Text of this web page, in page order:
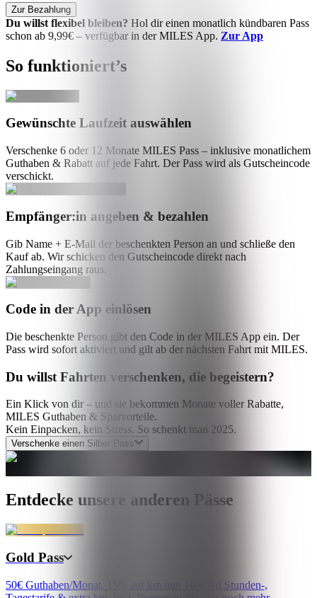
Zur Bezahlung
Du willst flexibel bleiben? Hol dir einen monatlich kündbaren Pass
schon ab 9,99€ – verfügbar in der MILES App. Zur App
So funktioniert’s
Gewünschte Laufzeit auswählen
Verschenke 6 oder 12 Monate MILES Pass – inklusive monatlichem
Guthaben & Rabatt auf jede Fahrt. Der Pass wird als Gutscheincode
verschickt.
Empfänger:in angeben & bezahlen
Gib Name + E-Mail der beschenkten Person an und schließe den
Kauf ab. Wir schicken den Gutscheincode direkt nach
Zahlungseingang raus.
Code in der App einlösen
Die beschenkte Person gibt den Code in der MILES App ein. Der
Pass wird sofort aktiviert und gilt ab der nächsten Fahrt mit MILES.
Du willst Fahrten verschenken, die begeistern?
Ein Klick von dir – und sie bekommen Monate voller Rabatte,
MILES Guthaben & Sparvorteile.
Kein Einpacken, kein Stress. So schenkt man 2025.
Verschenke einen Silber Pass
Entdecke unsere anderen Pässe
Gold Pass
50€ Guthaben/Monat, 15% auf km und 10% auf Stunden-,